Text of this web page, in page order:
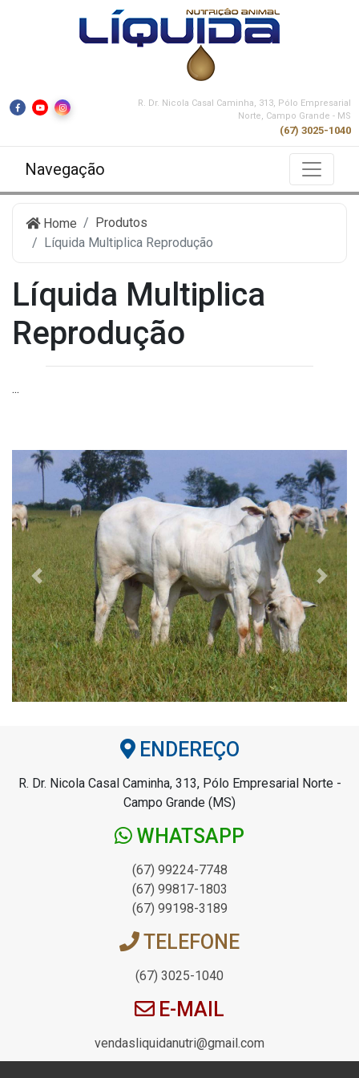
R. Dr. Nicola Casal Caminha, 313, Pólo Empresarial
Norte, Campo Grande - MS
(67) 3025-1040
Navegação
Home
Produtos
Líquida Multiplica Reprodução
Líquida Multiplica
Reprodução
...
Previous Next
ENDEREÇO
R. Dr. Nicola Casal Caminha, 313, Pólo Empresarial Norte -
Campo Grande (MS)
WHATSAPP
(67) 99224-7748
(67) 99817-1803
(67) 99198-3189
TELEFONE
(67) 3025-1040
E-MAIL
vendasliquidanutri@gmail.com